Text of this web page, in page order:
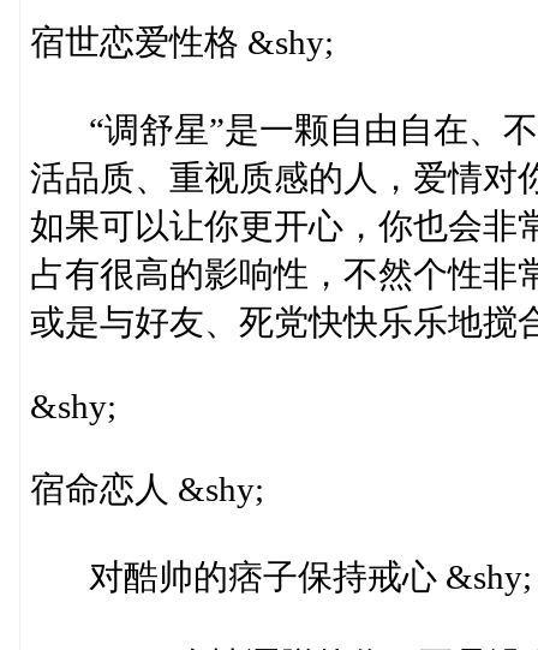
宿世恋爱性格 &shy;
“调舒星”是一颗自由自在、不
活品质、重视质感的人，爱情对
如果可以让你更开心，你也会非
占有很高的影响性，不然个性非
或是与好友、死党快快乐乐地搅
&shy;
宿命恋人 &shy;
对酷帅的痞子保持戒心 &shy;